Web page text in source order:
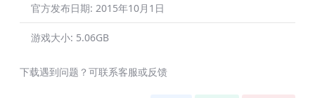
官方发布日期: 2015年10月1日
游戏大小: 5.06GB
下载遇到问题？可联系客服或反馈